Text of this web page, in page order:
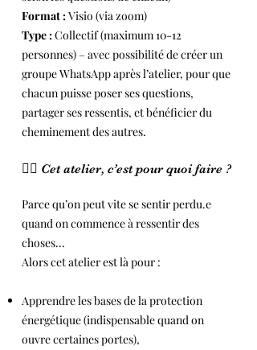
Format :Visio (via zoom)
Type :Collectif (maximum 10-12
personnes) – avec possibilité de créer un
groupe WhatsApp après l’atelier, pour que
chacun puisse poser ses questions,
partager ses ressentis, et bénéficier du
cheminement des autres.
🧘‍♀️ Cet atelier, c’est pour quoi faire ?
Parce qu’on peut vite se sentir perdu.e
quand on commence à ressentir des
choses...
Alors cet atelier est là pour :
Apprendre les bases de la protection
énergétique (indispensable quand on
ouvre certaines portes),